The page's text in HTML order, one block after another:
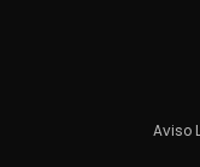
Aviso